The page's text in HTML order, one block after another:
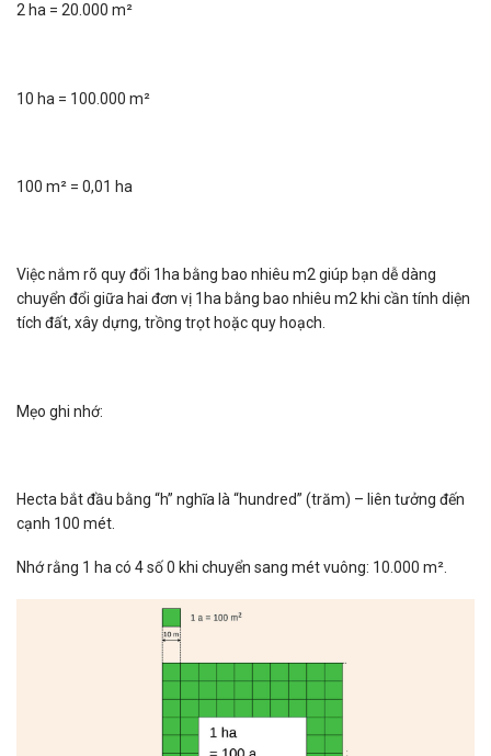
2 ha = 20.000 m²
10 ha = 100.000 m²
100 m² = 0,01 ha
Việc nắm rõ quy đổi 1ha bằng bao nhiêu m2​ giúp bạn dễ dàng
chuyển đổi giữa hai đơn vị 1ha bằng bao nhiêu m2​ khi cần tính diện
tích đất, xây dựng, trồng trọt hoặc quy hoạch.
Mẹo ghi nhớ:
Hecta bắt đầu bằng “h” nghĩa là “hundred” (trăm) – liên tưởng đến
cạnh 100 mét.
Nhớ rằng 1 ha có 4 số 0 khi chuyển sang mét vuông: 10.000 m².